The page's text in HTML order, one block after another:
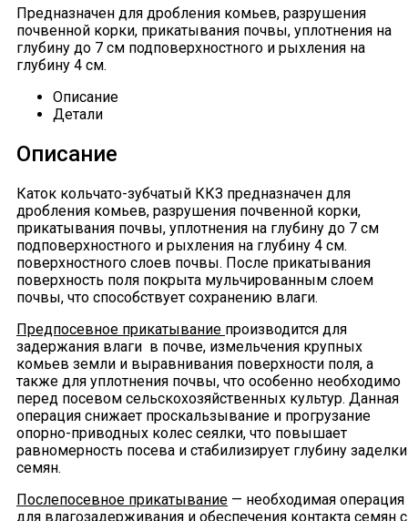
Предназначен для дробления комьев, разрушения
почвенной корки, прикатывания почвы, уплотнения на
глубину до 7 см подповерхностного и рыхления на
глубину 4 см.
Описание
Детали
Описание
Каток кольчато-зубчатый ККЗ предназначен для
дробления комьев, разрушения почвенной корки,
прикатывания почвы, уплотнения на глубину до 7 см
подповерхностного и рыхления на глубину 4 см.
поверхностного слоев почвы. После прикатывания
поверхность поля покрыта мульчированным слоем
почвы, что способствует сохранению влаги.
Предпосевное прикатывание производится для
задержания влаги в почве, измельчения крупных
комьев земли и выравнивания поверхности поля, а
также для уплотнения почвы, что особенно необходимо
перед посевом сельскохозяйственных культур. Данная
операция снижает проскальзывание и прогрузание
опорно-приводных колес сеялки, что повышает
равномерность посева и стабилизирует глубину заделки
семян.
Послепосевное прикатывание — необходимая операция
для влагозадерживания и обеспечения контакта семян с